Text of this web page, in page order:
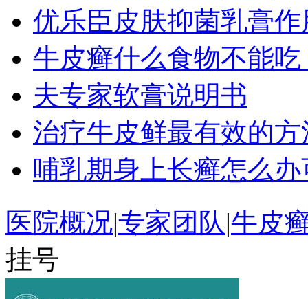
优乐臣皮肤抑菌乳膏作
牛皮癣什么食物不能吃
夫专家软膏说明书
治疗牛皮鲜最有效的方
哺乳期身上长癣怎么
医院概况|专家团队 |牛皮
挂号